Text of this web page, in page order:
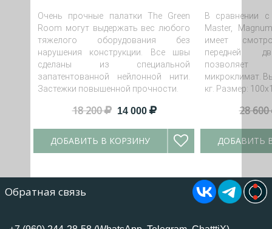
Очень прочные палатки The Green
Room могут выдержать вес любого
тяжелого оборудования без
нарушения конструкции. Все швы
сделаны из специальной
запатентованной нейлонной нити.
Застежки повышенной прочности.
18 200 14 000
ДОБАВИТЬ В КОРЗИНУ
В сравнении
Master,
имеет
передней
позволяет
микроклимат.
кг. Размер:
28 600
ДОБАВИТЬ
Обратная связь